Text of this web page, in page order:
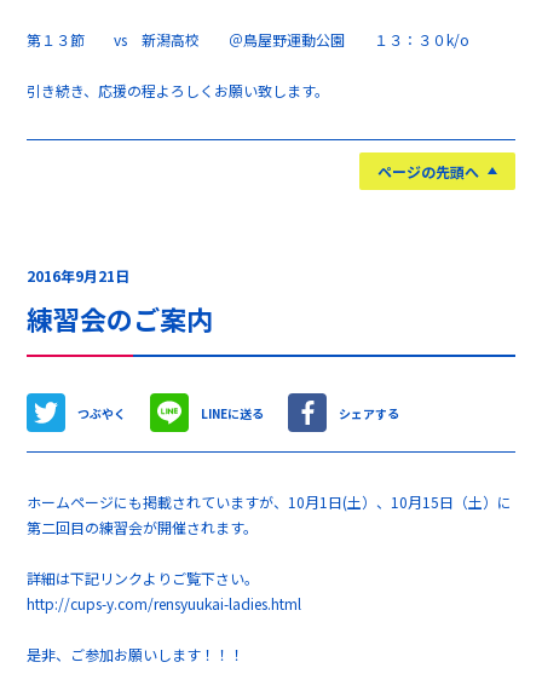
第１３節 vs 新潟高校 ＠鳥屋野運動公園 １３：３０k/o
引き続き、応援の程よろしくお願い致します。
ページの先頭へ
2016年9月21日
練習会のご案内
つぶやく LINEに送る シェアする
ホームページにも掲載されていますが、10月1日(土）、10月15日（土）に
第二回目の練習会が開催されます。
詳細は下記リンクよりご覧下さい。
http://cups-y.com/rensyuukai-ladies.html
是非、ご参加お願いします！！！